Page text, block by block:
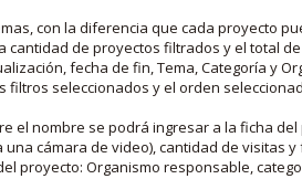
con la diferencia que cada proyecto
cantidad de proyectos filtrados y el total
fecha de fin, Tema, Categoría y
seleccionados y el orden
el nombre se podrá ingresar a la ficha
cámara de video), cantidad de visitas
proyecto: Organismo responsable,